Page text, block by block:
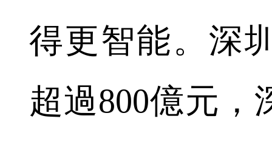
得更智能。深
超過800億元，